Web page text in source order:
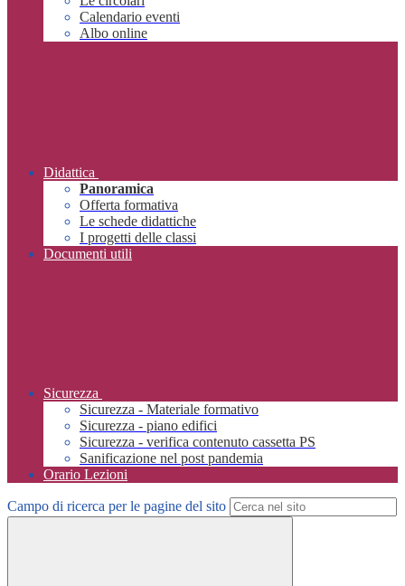
Calendario eventi
Albo online
Didattica
Panoramica
Offerta formativa
Le schede didattiche
I progetti delle classi
Documenti utili
Sicurezza
Sicurezza - Materiale formativo
Sicurezza - piano edifici
Sicurezza - verifica contenuto cassetta PS
Sanificazione nel post pandemia
Orario Lezioni
Campo di ricerca per le pagine del sito